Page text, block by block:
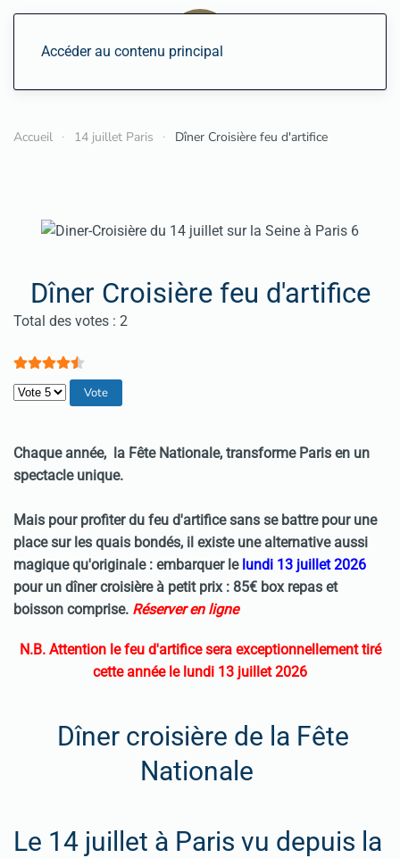
Accéder au contenu principal
Accueil 14 juillet Paris Dîner Croisière feu d'artifice
Dîner Croisière feu d'artifice
Vote utilisateur:4.5
Total des votes : 2
Veuillez voter
Chaque année, la Fête Nationale, transforme Paris en un
spectacle unique.
Mais pour profiter du feu d'artifice sans se battre pour une
place sur les quais bondés, il existe une alternative aussi
magique qu'originale : embarquer lelundi 13 juillet 2026
pour un dîner croisière à petit prix : 85€ box repas et
boisson comprise. Réserver en ligne
N.B. Attention le feu d'artifice sera exceptionnellement tiré
cette année le lundi 13 juillet 2026
Dîner croisière de la Fête
Nationale
Le 14 juillet à Paris vu depuis la